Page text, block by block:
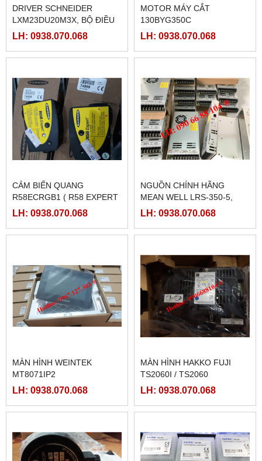
DRIVER SCHNEIDER
LXM23DU20M3X, BỘ ĐIỀU
KHIỂN SERVO
LH: 0938.070.068
MOTOR MÁY CẮT
130BYG350C
LH: 0938.070.068
CẢM BIẾN QUANG
R58ECRGB1 ( R58 EXPERT
BANNER)
LH: 0938.070.068
NGUỒN CHÍNH HÃNG
MEAN WELL LRS-350-5,
LRS-350-12, LRS-350-24,
LH: 0938.070.068
MÀN HÌNH WEINTEK
MT8071IP2
LH: 0938.070.068
MÀN HÌNH HAKKO FUJI
TS2060I / TS2060
LH: 0938.070.068